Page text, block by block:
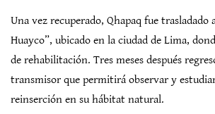
Una vez recuperado, Qhapaq fue trasladado
Huayco”, ubicado en la ciudad de Lima,
de rehabilitación. Tres meses después
transmisor que permitirá observar y
reinserción en su hábitat natural.